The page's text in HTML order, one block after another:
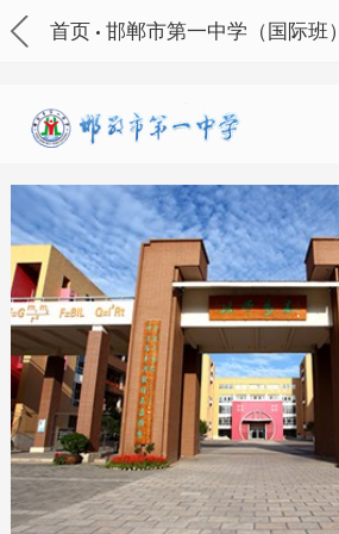
首页 邯郸市第一中学（国际班）